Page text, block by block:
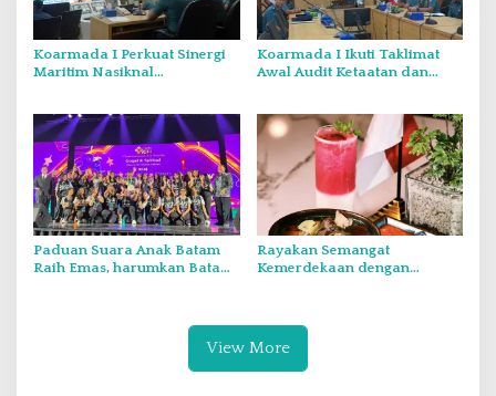
Koarmada I Perkuat Sinergi
Maritim Nasiknal
Laut Natuna Utara
Koarmada I Ikuti Taklimat
Awal Audit Ketaatan dan
Paduan Suara Anak Batam
Raih Emas, harumkan Batam
Rayakan Semangat
Kemerdekaan dengan
View More